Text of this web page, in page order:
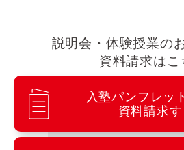
説明会・体験授業の
資料請求はこ
入塾パンフレッ
資料請求す